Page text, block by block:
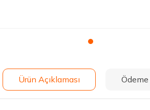
Ürün Açıklaması